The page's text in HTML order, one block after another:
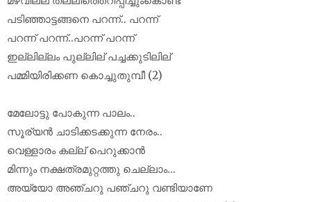
പടിഞ്ഞാട്ടങ്ങനെ പറന്ന്.. പറന്ന്
പറന്ന് പറന്ന്..പറന്ന് പറന്ന്
ഇല്ലില്ലം പുല്ലില് പച്ചക്കുടിലില്
പമ്മിയിരിക്കണ കൊച്ചുതുമ്പീ (2)
മേലോട്ടു പോകുന്ന പാലം..
സൂര്യൻ ചാടിക്കടക്കുന്ന നേരം..
വെള്ളാരം കല്ല് പെറുക്കാൻ
മിന്നും നക്ഷത്രമുറ്റത്തു ചെല്ലാം...
അയ്യോ അഞ്ചറു പഞ്ചറു വണ്ടിയാണേ